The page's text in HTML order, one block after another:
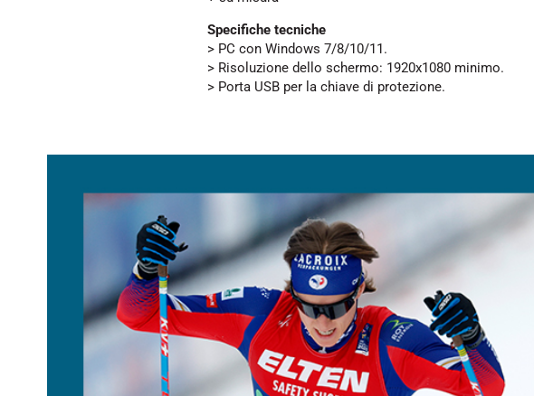
Specifiche tecniche
> PC con Windows 7/8/10/11.
> Risoluzione dello schermo: 1920x1080 minimo.
> Porta USB per la chiave di protezione.